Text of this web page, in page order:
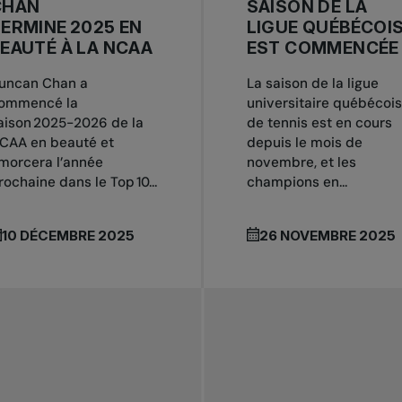
2025 EN
À LA NCAA
Chan a
la
2025-2026 de la
en beauté et
l’année
dans le Top 10...
10 DÉCEMBRE 2025
SAISON DE LA
LIGUE
EST COMMENCÉE
La saison de la ligue
universitaire
de tennis est en cours
depuis le mois de
novembre, et les
champions en...
26 NOVEMBRE 2025